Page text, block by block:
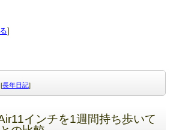
]
[長年日記]
インチを1週間持ち歩いて